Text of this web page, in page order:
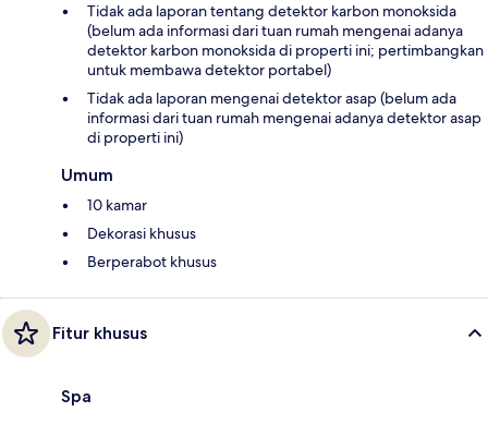
Tidak ada laporan tentang detektor karbon monoksida
(belum ada informasi dari tuan rumah mengenai adanya
detektor karbon monoksida di properti ini; pertimbangkan
untuk membawa detektor portabel)
Tidak ada laporan mengenai detektor asap (belum ada
informasi dari tuan rumah mengenai adanya detektor asap
di properti ini)
Umum
10 kamar
Dekorasi khusus
Berperabot khusus
Fitur khusus
Spa